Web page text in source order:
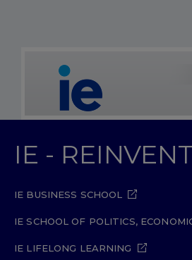
IE -
IE BUSINESS SCHOOL
IE SCHOOL OF POLITICS,
IE LIFELONG LEARNING